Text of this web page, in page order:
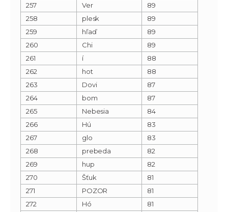
257
Ver
89
258
plesk
89
259
hľaď
89
260
Chi
89
261
í
88
262
hot
88
263
Dovi
87
264
bom
87
265
Nebesia
84
266
Hú
83
267
glo
83
268
prebeda
82
269
hup
82
270
Šťuk
81
271
POZOR
81
272
Hó
81